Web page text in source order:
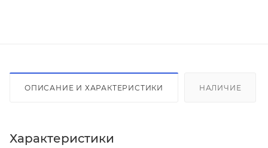
ОПИСАНИЕ И ХАРАКТЕРИСТИКИ НАЛИЧИЕ
Характеристики